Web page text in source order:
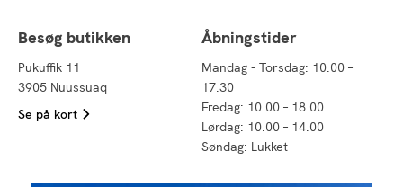
Besøg butikken
Pukuffik 11
3905 Nuussuaq
Se på kort
Åbningstider
Mandag - Torsdag: 10.00 –
17.30
Fredag: 10.00 – 18.00
Lørdag: 10.00 – 14.00
Søndag: Lukket